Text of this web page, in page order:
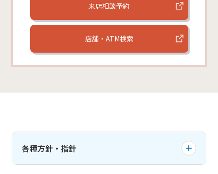
来店相談予約
店舗・ATM検索
各種方針・指針